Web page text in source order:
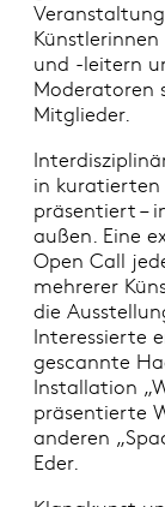
und -leitern
Moderatoren
Mitglieder.
in kuratierten
präsentiert –
außen. Eine
Open Call
mehrerer
die
Interessierte
gescannte
Installation
präsentierte
anderen
Eder.